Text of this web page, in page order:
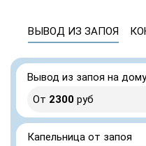
ВЫВОД ИЗ ЗАПОЯ
Вывод из запоя на дому
От 2300 руб
Капельница от запоя